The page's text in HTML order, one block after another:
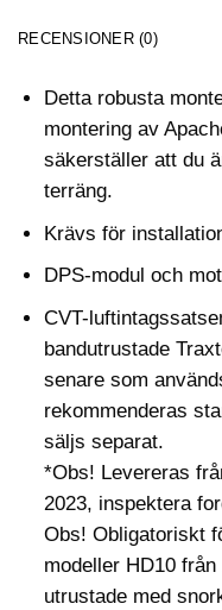
RECENSIONER (0)
Detta robusta
montering av
säkerställer att du
terräng.
Krävs för
DPS-modul och
CVT-
bandutrustade
senare som
rekommenderas
säljs separat.
*Obs! Levereras
2023, inspektera
Obs! Obligatoriskt
modeller HD10
utrustade med